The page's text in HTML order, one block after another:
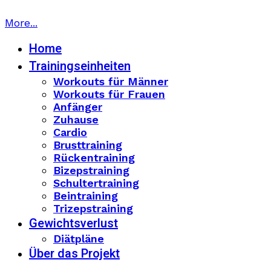
More...
Home
Trainingseinheiten
Workouts für Männer
Workouts für Frauen
Anfänger
Zuhause
Cardio
Brusttraining
Rückentraining
Bizepstraining
Schultertraining
Beintraining
Trizepstraining
Gewichtsverlust
Diätpläne
Über das Projekt